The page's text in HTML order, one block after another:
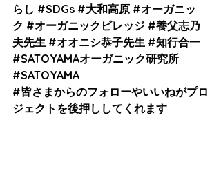
らし #SDGs #大和高原 #オーガニッ
ク #オーガニックビレッジ #養父志乃
夫先生 #オオニシ恭子先生 #知行合一
#SATOYAMAオーガニック研究所
#SATOYAMA
#皆さまからのフォローやいいねがプロ
ジェクトを後押ししてくれます